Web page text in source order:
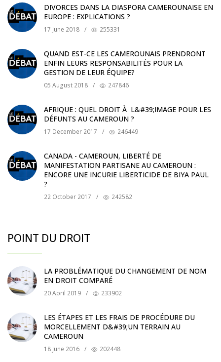
DIVORCES DANS LA DIASPORA CAMEROUNAISE EN
EUROPE : EXPLICATIONS ?
17 June 2018 / 255331
QUAND EST-CE LES CAMEROUNAIS PRENDRONT
ENFIN LEURS RESPONSABILITÉS POUR LA
GESTION DE LEUR ÉQUIPE?
05 August 2018 / 247846
AFRIQUE : QUEL DROIT À L&#39;IMAGE POUR LES
DÉFUNTS AU CAMEROUN ?
17 December 2017 / 246449
CANADA - CAMEROUN, LIBERTÉ DE
MANIFESTATION PARTISANE AU CAMEROUN :
ENCORE UNE INCURIE LIBERTICIDE DE BIYA PAUL
?
22 October 2017 / 242582
POINT DU DROIT
LA PROBLÉMATIQUE DU CHANGEMENT DE NOM
EN DROIT COMPARÉ
20 April 2019 / 233902
LES ÉTAPES ET LES FRAIS DE PROCÉDURE DU
MORCELLEMENT D&#39;UN TERRAIN AU
CAMEROUN
18 June 2016 / 202448